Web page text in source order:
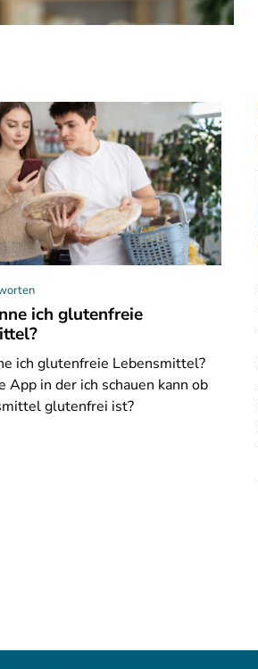
ich glutenfreie
ich glutenfreie Lebensmittel?
App in der ich schauen kann ob
glutenfrei ist?